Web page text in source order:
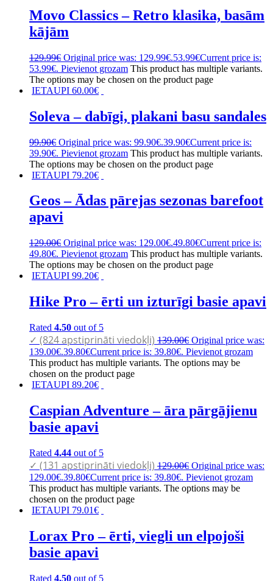
Movo Classics – Retro klasika, basām
kājām
129.99€ Original price was: 129.99€.53.99€Current price is:
53.99€. Pievienot grozam This product has multiple variants.
The options may be chosen on the product page
IETAUPI 60.00€
Soleva – dabīgi, plakani basu sandales
99.90€ Original price was: 99.90€.39.90€Current price is:
39.90€. Pievienot grozam This product has multiple variants.
The options may be chosen on the product page
IETAUPI 79.20€
Geos – Ādas pārejas sezonas barefoot
apavi
129.00€ Original price was: 129.00€.49.80€Current price is:
49.80€. Pievienot grozam This product has multiple variants.
The options may be chosen on the product page
IETAUPI 99.20€
Hike Pro – ērti un izturīgi basie apavi
Rated 4.50 out of 5
✓ (824 apstiprināti viedokļi) 139.00€ Original price was:
139.00€.39.80€Current price is: 39.80€. Pievienot grozam
This product has multiple variants. The options may be
chosen on the product page
IETAUPI 89.20€
Caspian Adventure – āra pārgājienu
basie apavi
Rated 4.44 out of 5
✓ (131 apstiprināti viedokļi) 129.00€ Original price was:
129.00€.39.80€Current price is: 39.80€. Pievienot grozam
This product has multiple variants. The options may be
chosen on the product page
IETAUPI 79.01€
Lorax Pro – ērti, viegli un elpojoši
basie apavi
Rated 4.50 out of 5